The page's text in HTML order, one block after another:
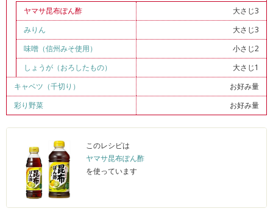
ヤマサ昆布ぽん酢
大さじ3
みりん
大さじ3
味噌（信州みそ使用）
小さじ2
しょうが（おろしたもの）
大さじ1
キャベツ（千切り）
お好み量
彩り野菜
お好み量
このレシピは
ヤマサ昆布ぽん酢
を使っています